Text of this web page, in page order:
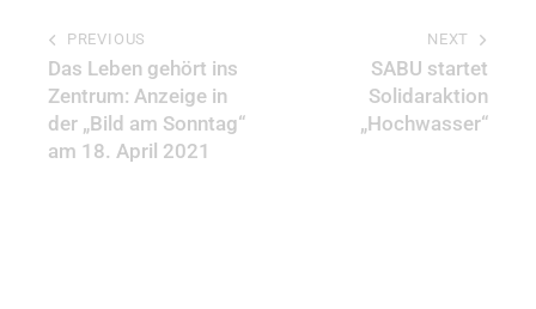
PREVIOUS
Das Leben gehört ins
Zentrum: Anzeige in
der „Bild am Sonntag“
am 18. April 2021
NEXT
SABU startet
Solidaraktion
„Hochwasser“